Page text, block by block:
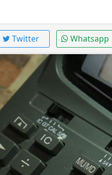
Twitter Whatsapp